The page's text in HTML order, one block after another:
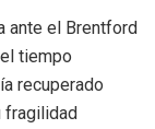
ante el Brentford
tiempo
recuperado
fragilidad